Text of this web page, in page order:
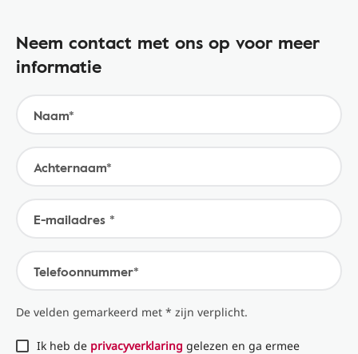
Neem contact met ons op voor meer
informatie
Naam*
Achternaam*
E-mailadres *
Telefoonnummer*
De velden gemarkeerd met * zijn verplicht.
Ik heb de privacyverklaring gelezen en ga ermee